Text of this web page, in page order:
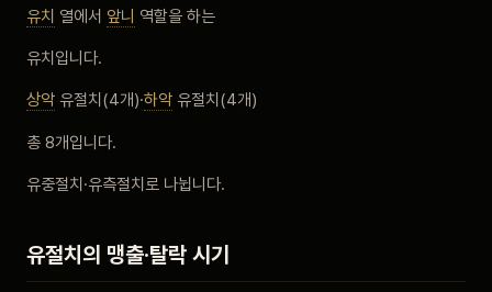
비포 애프터
공지사항
치과 백과사전
회원가입 / 로그인
유치 열에서 앞니 역할을 하는
유치입니다.
상악 유절치(4개)·하악 유절치(4개)
총 8개입니다.
유중절치·유측절치로 나뉩니다.
유절치의 맹출·탈락 시기